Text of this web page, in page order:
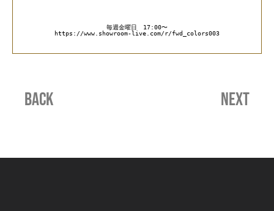
毎週金曜日　17:00〜
https://www.showroom-live.com/r/fwd_colors003
BACK NEXT